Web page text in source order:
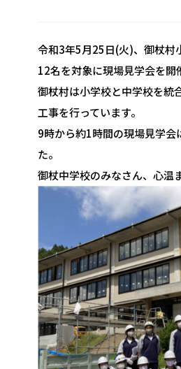
令和3年5月25日(火)、御杖村
12名を対象に現場見学会を開
御杖村は小学校と中学校を統
工事を行っています。
9時から約1時間の現場見学
た。
御杖中学校のみなさん、心温